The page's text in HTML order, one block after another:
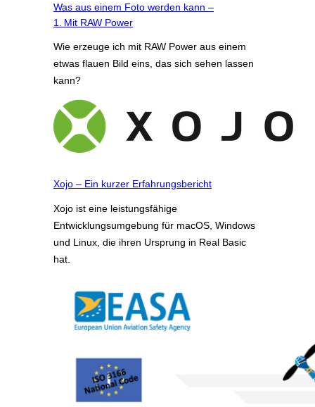
Was aus einem Foto werden kann –
1. Mit RAW Power
Wie erzeuge ich mit RAW Power aus einem
etwas flauen Bild eins, das sich sehen lassen
kann?
Xojo – Ein kurzer Erfahrungsbericht
Xojo ist eine leistungsfähige
Entwicklungsumgebung für macOS, Windows
und Linux, die ihren Ursprung in Real Basic
hat.